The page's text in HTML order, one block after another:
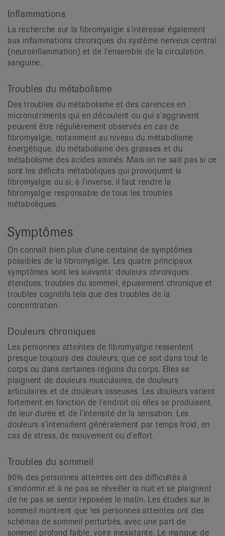
Inflammations
La recherche sur la fibromyalgie s’intéresse également
aux inflammations chroniques du système nerveux central
(neuroinflammation) et de l’ensemble de la circulation
sanguine.
Troubles du métabolisme
Des troubles du métabolisme et des carences en
micronutriments qui en découlent ou qui s’aggravent
peuvent être régulièrement observés en cas de
fibromyalgie, notamment au niveau du métabolisme
énergétique, du métabolisme des graisses et du
métabolisme des acides aminés. Mais on ne sait pas si ce
sont les déficits métaboliques qui provoquent la
fibromyalgie ou si, à l’inverse, il faut rendre la
fibromyalgie responsable de tous les troubles
métaboliques.
Symptômes
On connaît bien plus d’une centaine de symptômes
possibles de la fibromyalgie. Les quatre principaux
symptômes sont les suivants: douleurs chroniques
étendues, troubles du sommeil, épuisement chronique et
troubles cognitifs tels que des troubles de la
concentration.
Douleurs chroniques
Les personnes atteintes de fibromyalgie ressentent
presque toujours des douleurs, que ce soit dans tout le
corps ou dans certaines régions du corps. Elles se
plaignent de douleurs musculaires, de douleurs
articulaires et de douleurs osseuses. Les douleurs varient
fortement en fonction de l’endroit où elles se produisent,
de leur durée et de l’intensité de la sensation. Les
douleurs s’intensifient généralement par temps froid, en
cas de stress, de mouvement ou d’effort.
Troubles du sommeil
90% des personnes atteintes ont des difficultés à
s’endormir et à ne pas se réveiller la nuit et se plaignent
de ne pas se sentir reposées le matin. Les études sur le
sommeil montrent que les personnes atteintes ont des
schémas de sommeil perturbés, avec une part de
sommeil profond faible, voire inexistante. Le manque de